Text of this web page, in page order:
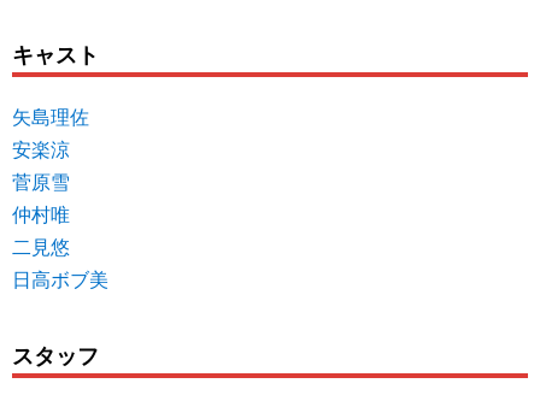
キャスト
矢島理佐
安楽涼
菅原雪
仲村唯
二見悠
日高ボブ美
スタッフ